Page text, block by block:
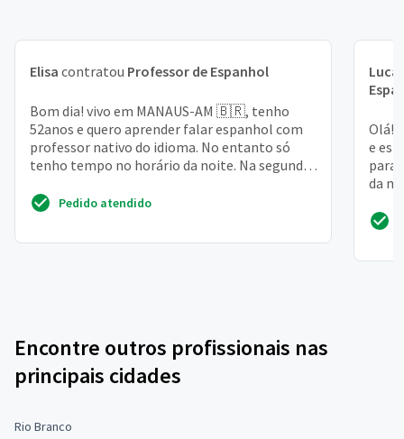
Elisa contratou Professor de Espanhol
Bom dia! vivo em MANAUS-AM 🇧🇷, tenho
52anos e quero aprender falar espanhol com
professor nativo do idioma. No entanto só
tenho tempo no horário da noite. Na segunda-
Pedido atendido
Olá!
e
para
da
Encontre outros profissionais nas
principais cidades
Rio Branco